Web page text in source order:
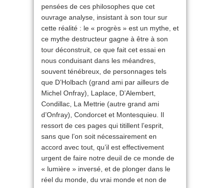
pensées de ces philosophes que cet
ouvrage analyse, insistant à son tour sur
cette réalité : le « progrès » est un mythe, et
ce mythe destructeur gagne à être à son
tour déconstruit, ce que fait cet essai en
nous conduisant dans les méandres,
souvent ténébreux, de personnages tels
que D’Holbach (grand ami par ailleurs de
Michel Onfray), Laplace, D’Alembert,
Condillac, La Mettrie (autre grand ami
d’Onfray), Condorcet et Montesquieu. Il
ressort de ces pages qui titillent l’esprit,
sans que l’on soit nécessairement en
accord avec tout, qu’il est effectivement
urgent de faire notre deuil de ce monde de
« lumière » inversé, et de plonger dans le
réel du monde, du vrai monde et non de